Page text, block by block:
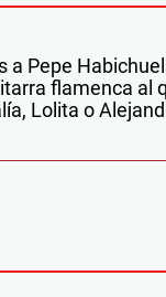
a Pepe
flamenca al
Lolita o